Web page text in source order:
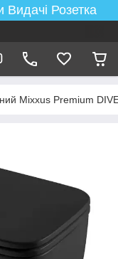
Видачі Розетка
Mixxus Premium